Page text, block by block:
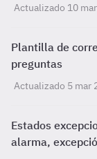
Actualizado 10
Plantilla de
preguntas
Actualizado 5 mar
Estados
alarma,